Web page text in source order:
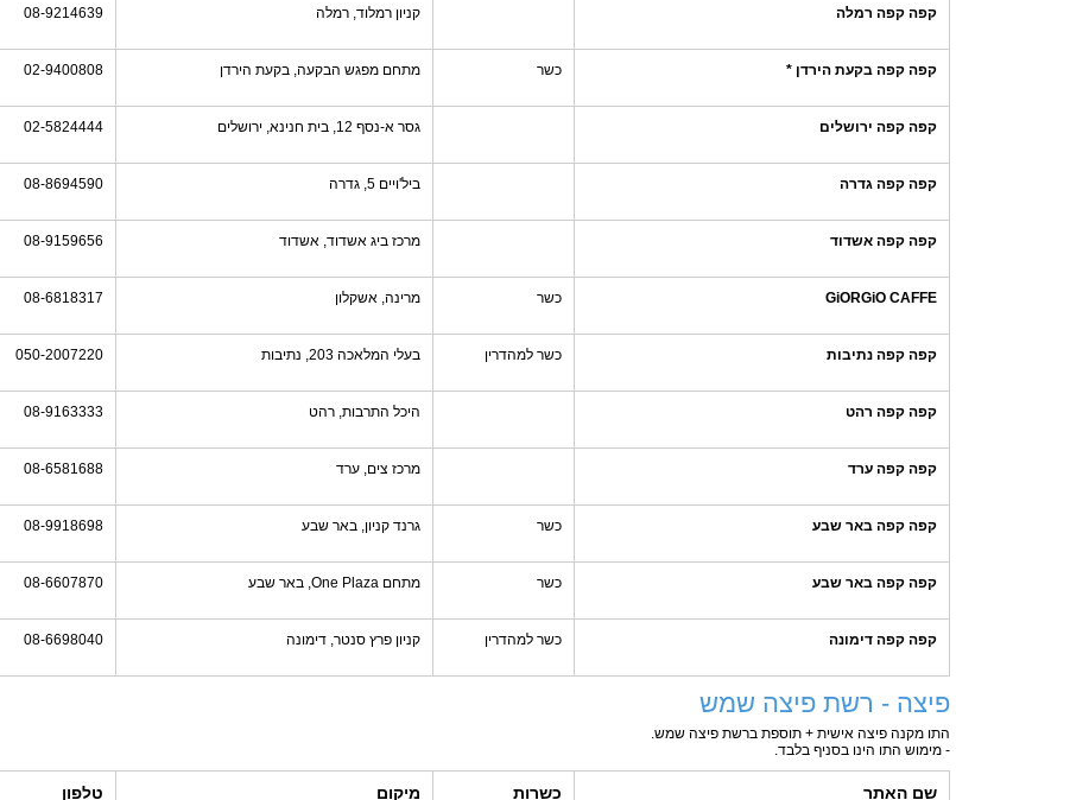
קפה קפה רמלה קניון רמלוד, רמלה 08-9214639
קפה קפה בקעת הירדן * כשר מתחם מפגש הבקעה, בקעת הירדן 02-9400808
קפה קפה ירושלים גסר א-נסף 12, בית חנינא, ירושלים 02-5824444
קפה קפה גדרה ביל'ויים 5, גדרה 08-8694590
קפה קפה אשדוד מרכז ביג אשדוד, אשדוד 08-9159656
GiORGiO CAFFE כשר מרינה, אשקלון 08-6818317
קפה קפה נתיבות כשר למהדרין בעלי המלאכה 203, נתיבות 050-2007220
קפה קפה רהט היכל התרבות, רהט 08-9163333
קפה קפה ערד מרכז צים, ערד 08-6581688
קפה קפה באר שבע כשר גרנד קניון, באר שבע 08-9918698
קפה קפה באר שבע כשר מתחם One Plaza, באר שבע 08-6607870
קפה קפה דימונה כשר למהדרין קניון פרץ סנטר, דימונה 08-6698040
פיצה - רשת פיצה שמש
התו מקנה פיצה אישית + תוספת ברשת פיצה שמש.
- מימוש התו הינו בסניף בלבד.
שם האתר כשרות מיקום טלפון